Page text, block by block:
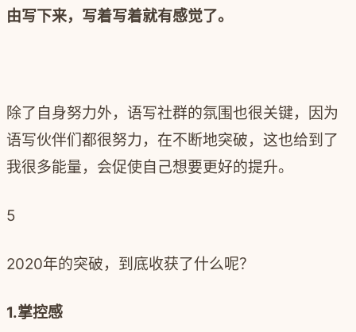
由写下来，写着写着就有感觉了。
除了自身努力外，语写社群的氛围也很关键，因为
语写伙伴们都很努力，在不断地突破，这也给到了
我很多能量，会促使自己想要更好的提升。
5
2020年的突破，到底收获了什么呢？
1.掌控感